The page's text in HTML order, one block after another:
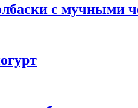
с мучными